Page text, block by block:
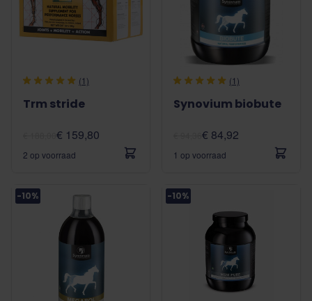
(1)
Trm stride
€ 159,80
2 op voorraad
(1)
Synovium biobute
€ 84,92
1 op voorraad
-10% -10%